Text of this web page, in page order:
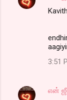
3:51
என்